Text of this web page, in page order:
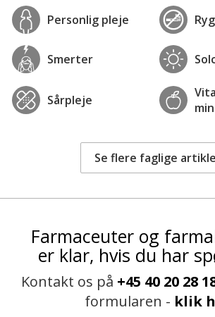
Personlig pleje
Smerter
Sårpleje
Se flere faglige
Farmaceuter og
er klar, hvis du har
Kontakt os på +45 40 20 28
formularen - klik